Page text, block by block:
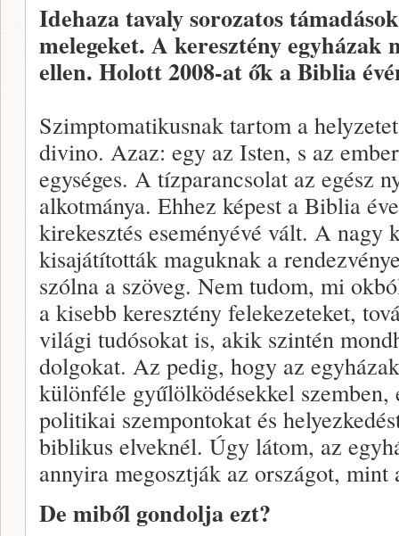
Idehaza tavaly sorozatos
melegeket. A keresztény
ellen. Holott 2008-at ők a Biblia
Szimptomatikusnak tartom a
divino. Azaz: egy az Isten, s az
egységes. A tízparancsolat az egész
alkotmánya. Ehhez képest a Biblia
kirekesztés eseményévé vált. A nagy
kisajátították maguknak a
szólna a szöveg. Nem tudom, mi
a kisebb keresztény felekezeteket,
világi tudósokat is, akik szintén
dolgokat. Az pedig, hogy az
különféle gyűlölködésekkel
politikai szempontokat és
biblikus elveknél. Úgy látom, az
annyira megosztják az országot, mint
De miből gondolja ezt?